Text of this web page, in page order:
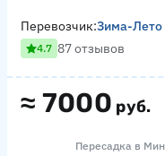
≈ 7000 руб.
Перевозчик:Зима-Лето
4.7 87 отзывов
Пересадка в